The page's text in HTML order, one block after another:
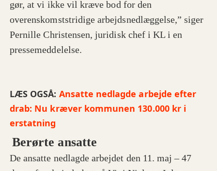
gør, at vi ikke vil kræve bod for den
overenskomststridige arbejdsnedlæggelse,” siger
Pernille Christensen, juridisk chef i KL i en
pressemeddelelse.
LÆS OGSÅ: Ansatte nedlagde arbejde efter
drab: Nu kræver kommunen 130.000 kr i
erstatning
Berørte ansatte
De ansatte nedlagde arbejdet den 11. maj – 47